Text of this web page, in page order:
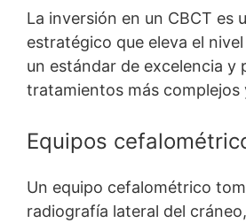
La inversión en un CBCT es
estratégico que eleva el
un estándar de excelencia y
tratamientos más complejos
Equipos
Un equipo cefalométrico
radiografía lateral del